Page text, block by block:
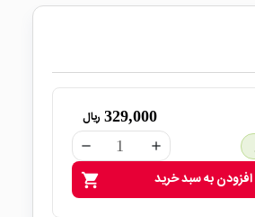
329,000 ریال
remove add
shopping_cart افزودن به سبد خرید